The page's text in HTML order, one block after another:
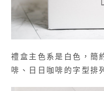
禮盒主色系是白色，簡
啡、日日咖啡的字型排